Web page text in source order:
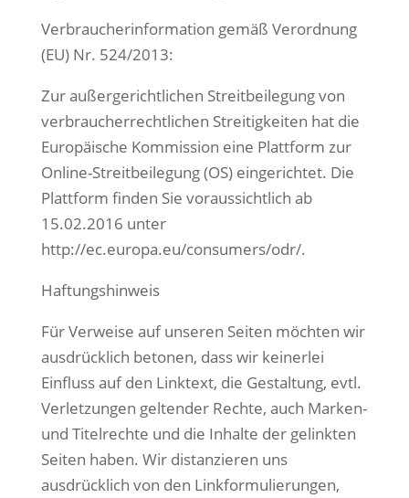
Verbraucherinformation gemäß Verordnung
(EU) Nr. 524/2013:
Zur außergerichtlichen Streitbeilegung von
verbraucherrechtlichen Streitigkeiten hat die
Europäische Kommission eine Plattform zur
Online-Streitbeilegung (OS) eingerichtet. Die
Plattform finden Sie voraussichtlich ab
15.02.2016 unter
http://ec.europa.eu/consumers/odr/.
Haftungshinweis
Für Verweise auf unseren Seiten möchten wir
ausdrücklich betonen, dass wir keinerlei
Einfluss auf den Linktext, die Gestaltung, evtl.
Verletzungen geltender Rechte, auch Marken-
und Titelrechte und die Inhalte der gelinkten
Seiten haben. Wir distanzieren uns
ausdrücklich von den Linkformulierungen,